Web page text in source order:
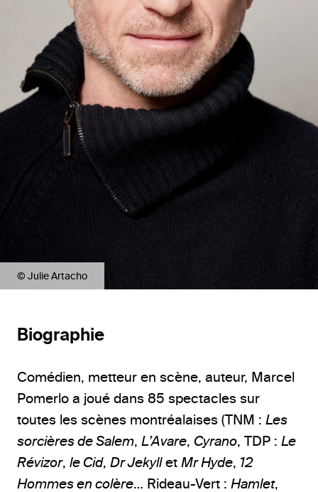
© Julie Artacho
Biographie
Comédien, metteur en scène, auteur, Marcel
Pomerlo a joué dans 85 spectacles sur
toutes les scènes montréalaises (TNM : Les
sorcières de Salem, L’Avare, Cyrano, TDP : Le
Révizor, le Cid, Dr Jekyllet Mr Hyde, 12
Hommes en colère… Rideau-Vert : Hamlet,